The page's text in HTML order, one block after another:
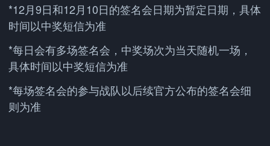
*12月9日和12月10日的签名会日期为暂定日期，具体
时间以中奖短信为准
*每日会有多场签名会，中奖场次为当天随机一场，
具体时间以中奖短信为准
*每场签名会的参与战队以后续官方公布的签名会细
则为准